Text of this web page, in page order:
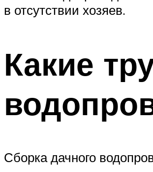
в отсутствии хозяев.
Какие
Сборка дачного